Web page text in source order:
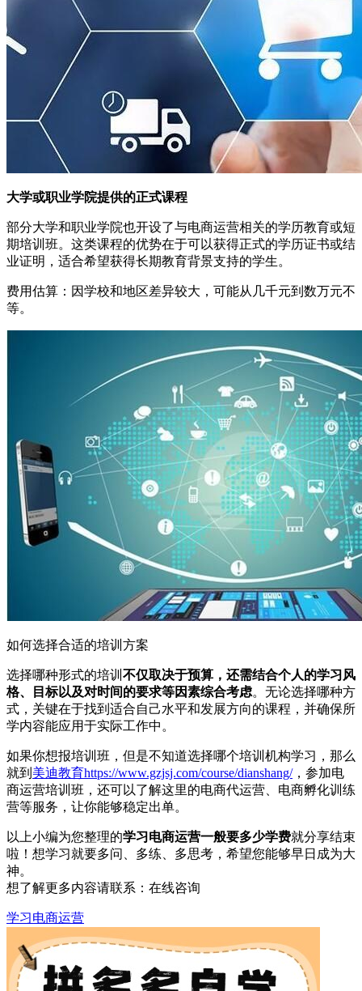
大学或职业学院提供的正式课程
部分大学和职业学院也开设了与电商运营相关的学历教育或短
期培训班。这类课程的优势在于可以获得正式的学历证书或结
业证明，适合希望获得长期教育背景支持的学生。
费用估算：因学校和地区差异较大，可能从几千元到数万元不
等。
如何选择合适的培训方案
选择哪种形式的培训 不仅取决于预算，还需结合个人的学习风
格、目标以及对时间的要求等因素综合考虑。无论选择哪种方
式，关键在于找到适合自己水平和发展方向的课程，并确保所
学内容能应用于实际工作中。
如果你想报培训班，但是不知道选择哪个培训机构学习，那么
就到 美迪教育https://www.gzjsj.com/course/dianshang/，参加电
商运营培训班，还可以了解这里的电商代运营、电商孵化训练
营等服务，让你能够稳定出单。
以上小编为您整理的学习电商运营一般要多少学费就分享结束
啦！想学习就要多问、多练、多思考，希望您能够早日成为大
神。
想了解更多内容请联系： 在线咨询
学习电商运营